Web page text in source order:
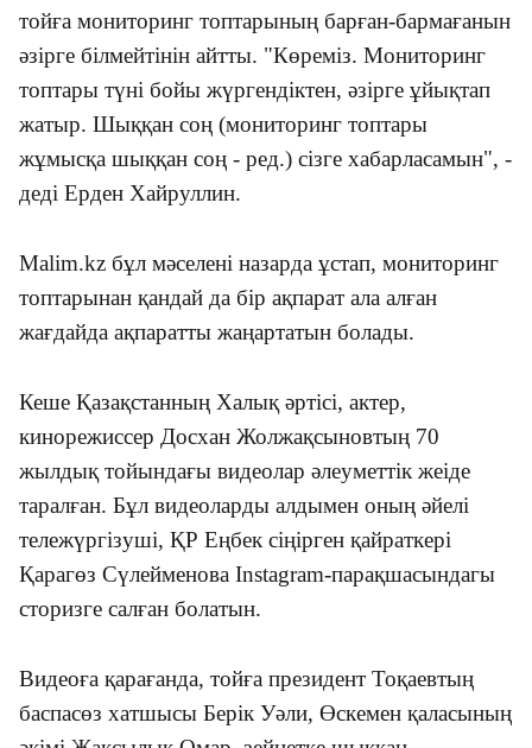
тойға мониторинг топтарының барған-бармағанын
әзірге білмейтінін айтты. "Көреміз. Мониторинг
топтары түні бойы жүргендіктен, әзірге ұйықтап
жатыр. Шыққан соң (мониторинг топтары
жұмысқа шыққан соң - ред.) сізге хабарласамын", -
деді Ерден Хайруллин.
Malim.kz бұл мәселені назарда ұстап, мониторинг
топтарынан қандай да бір ақпарат ала алған
жағдайда ақпаратты жаңартатын болады.
Кеше Қазақстанның Халық әртісі, актер,
кинорежиссер Досхан Жолжақсыновтың 70
жылдық тойындағы видеолар әлеуметтік жеіде
таралған. Бұл видеоларды алдымен оның әйелі
тележүргізуші, ҚР Еңбек сіңірген қайраткері
Қарагөз Сүлейменова Instagram-парақшасындагы
сторизге салған болатын.
Видеоға қарағанда, тойға президент Тоқаевтың
баспасөз хатшысы Берік Уәли, Өскемен қаласының